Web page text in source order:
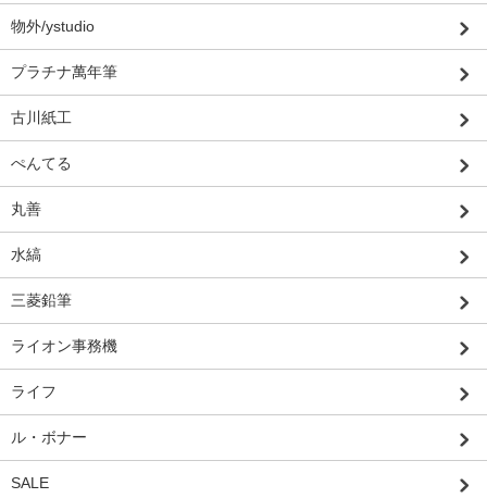
物外/ystudio
プラチナ萬年筆
古川紙工
ぺんてる
丸善
水縞
三菱鉛筆
ライオン事務機
ライフ
ル・ボナー
SALE